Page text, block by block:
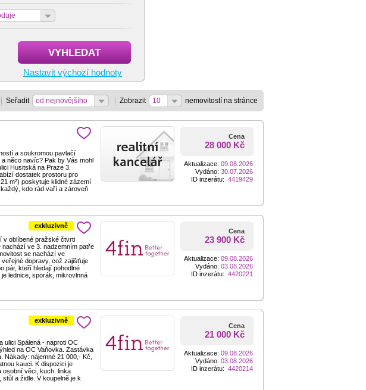
VYHLEDAT
Nastavit výchozí hodnoty
Seřadit od nejnovějšího Zobrazit 10 nemovitostí na stránce
a soukromou pavlačí
něco navíc? Pak by Vás mohl
Husitská na Praze 3.
dostatek prostoru pro
m²) poskytuje klidné zázemí
kdo rád vaří a zároveň
Cena
28 000 Kč
Aktualizace: 09.08.2026
Vydáno: 30.07.2026
ID inzerátu: 4419429
exkluzivně
v oblíbené pražské čtvrti
ve 3. nadzemním patře
se nachází ve
dopravy, což zajišťuje
pár, kteří hledají pohodlné
lednice, sporák, mikrovlnná
Cena
23 900 Kč
Aktualizace: 09.08.2026
Vydáno: 03.08.2026
ID inzerátu: 4420221
exkluzivně
ulici Spálená - naproti OC
na OC Vaňovka. Zastávka
nájemné 21 000,- Kč,
kauci. K dispozici je
osobní věci, kuch. linka
a židle. V koupelně je k
Cena
21 000 Kč
Aktualizace: 09.08.2026
Vydáno: 03.08.2026
ID inzerátu: 4420214